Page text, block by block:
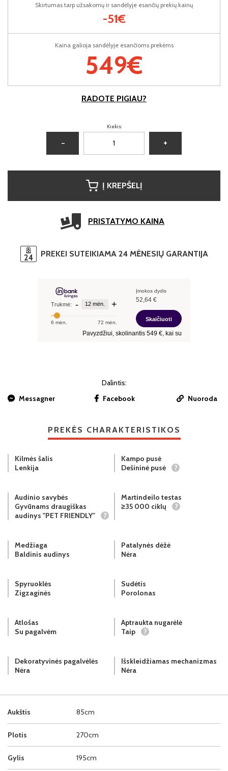
Kaina galioja sandėlyje esančioms prekėms
549€
Skirtumas tarp užsakomų ir sandėlyje esančių prekių kainų
-51€
RADOTE PIGIAU?
Kiekis:
− +
Į KREPŠELĮ
PRISTATYMO KAINA
PREKEI SUTEIKIAMA 24 MĖNESIŲ GARANTIJA
Dalintis:
Messagner
Facebook Nuoroda
PREKĖS CHARAKTERISTIKOS
Aukštis 85cm
Plotis 270cm
Gylis 195cm
Kilmės šalis
Lenkija
Kampo pusė
Dešininė pusė
?
Audinio savybės
Gyvūnams draugiškas
audinys "PET FRIENDLY"
?
Martindeilo testas
≥35 000 ciklų
?
Medžiaga
Baldinis audinys
Patalynės dėžė
Nėra
Spyruoklės
Zigzaginės
Sudėtis
Porolonas
Atlošas
Su pagalvėm
Aptraukta nugarėlė
Taip
?
Dekoratyvinės pagalvėlės
Nėra
Išskleidžiamas mechanizmas
Nėra